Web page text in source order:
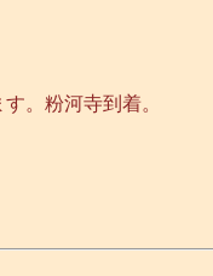
。粉河寺到着。